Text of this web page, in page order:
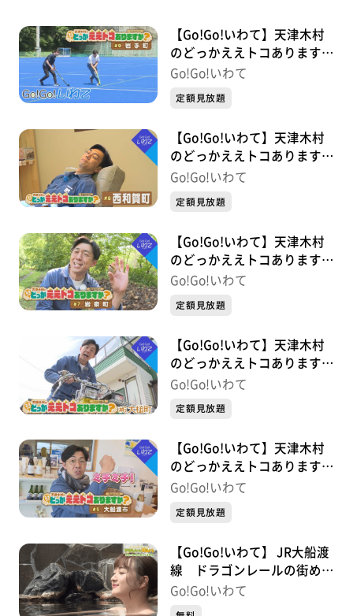
【Go!Go!いわて】天津木村
のどっかええトコあります
か？ 2周目 #9 岩手町
Go!Go!いわて
定額見放題
【Go!Go!いわて】天津木村
のどっかええトコあります
か？ 2周目 #8 西和賀町
Go!Go!いわて
定額見放題
【Go!Go!いわて】天津木村
のどっかええトコあります
か？ 2周目 ＃7 岩泉町
Go!Go!いわて
定額見放題
【Go!Go!いわて】天津木村
のどっかええトコあります
か？ 2周目 ＃6 大槌町
Go!Go!いわて
定額見放題
【Go!Go!いわて】天津木村
のどっかええトコあります
か？ 2周目 #5 大船渡市
Go!Go!いわて
定額見放題
【Go!Go!いわて】 JR大船渡
線 ドラゴンレールの街めぐ
り#4 大船渡編
Go!Go!いわて